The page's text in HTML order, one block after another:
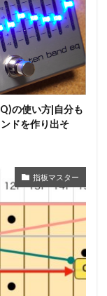
の使い方|自分も
ドを作り出そ
指板マスター